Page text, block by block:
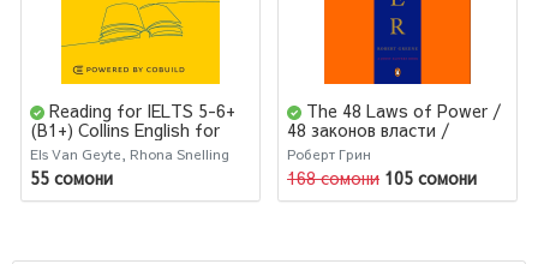
Reading for IELTS 5-6+
(B1+) Collins English for
Exams Second Edition
Els Van Geyte, Rhona Snelling
55 сомони
The 48 Laws of Power /
48 законов власти /
Robert Greene
Роберт Грин
168 сомони 105 сомони